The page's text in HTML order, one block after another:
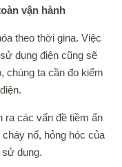
vận hành
theo thời gina. Việc
dụng điện cũng sẽ
chúng ta cần đo kiểm
ra các vấn đề tiềm ẩn
nổ, hỏng hóc của
sử dụng.